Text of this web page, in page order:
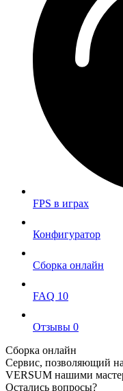
FPS в играх
Конфигуратор
Сборка онлайн
FAQ 10
Отзывы 0
Сборка онлайн
Сервис, позволяющий
VERSUM нашими
Остались вопросы?